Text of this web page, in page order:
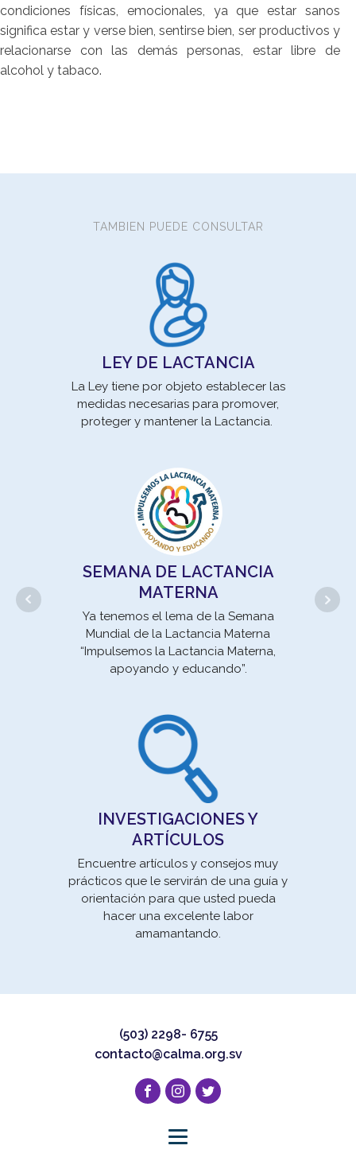
condiciones físicas, emocionales, ya que estar sanos
significa estar y verse bien, sentirse bien, ser productivos y
relacionarse con las demás personas, estar libre de
alcohol y tabaco.
TAMBIEN PUEDE CONSULTAR
LEY DE LACTANCIA
La Ley tiene por objeto establecer las
medidas necesarias para promover,
proteger y mantener la Lactancia.
SEMANA DE LACTANCIA
MATERNA
Ya tenemos el lema de la Semana
Mundial de la Lactancia Materna
“Impulsemos la Lactancia Materna,
apoyando y educando”.
INVESTIGACIONES Y
ARTÍCULOS
Encuentre artículos y consejos muy
prácticos que le servirán de una guía y
orientación para que usted pueda
hacer una excelente labor
amamantando.
(503) 2298- 6755
contacto@calma.org.sv